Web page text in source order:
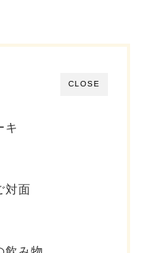
CLOSE
キ
対面